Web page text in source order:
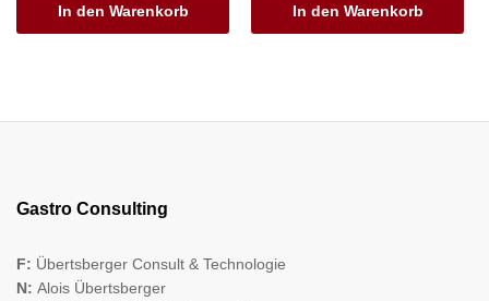
In den Warenkorb In den Warenkorb
Gastro Consulting
F: Übertsberger Consult & Technologie
N: Alois Übertsberger